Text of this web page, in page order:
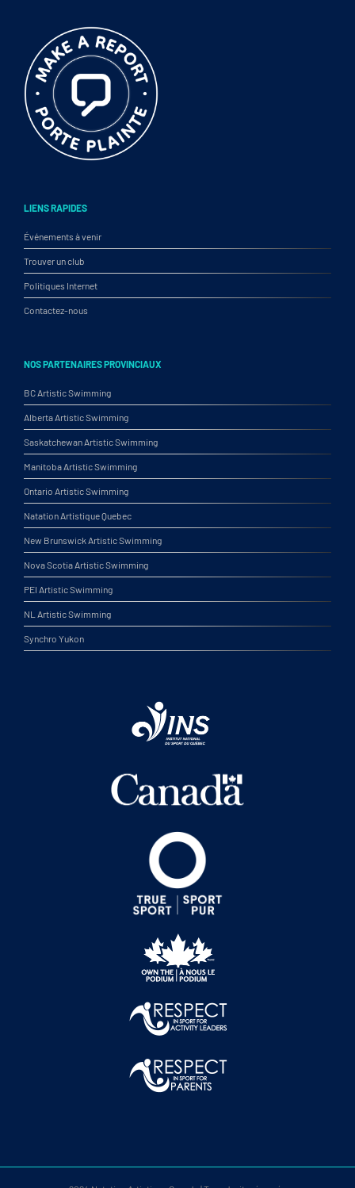
LIENS RAPIDES
Événements à venir
Trouver un club
Politiques Internet
Contactez-nous
NOS PARTENAIRES PROVINCIAUX
BC Artistic Swimming
Alberta Artistic Swimming
Saskatchewan Artistic Swimming
Manitoba Artistic Swimming
Ontario Artistic Swimming
Natation Artistique Quebec
New Brunswick Artistic Swimming
Nova Scotia Artistic Swimming
PEI Artistic Swimming
NL Artistic Swimming
Synchro Yukon